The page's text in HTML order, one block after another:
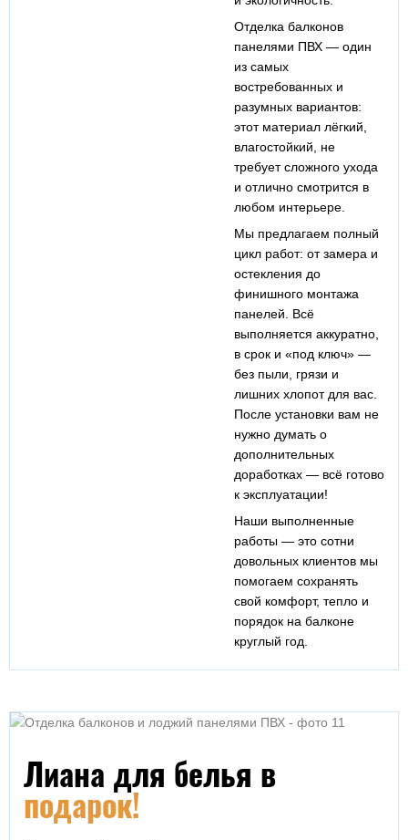
Отделка балконов
панелями ПВХ— один
из самых
востребованных и
разумных вариантов:
этот материаллёгкий,
влагостойкий, не
требует сложного ухода
и отлично смотрится в
любом интерьере.
Мы предлагаем полный
цикл работ: от замера и
остекления до
финишного монтажа
панелей. Всё
выполняется аккуратно,
в срок и «под ключ» —
без пыли, грязи и
лишних хлопот для вас.
После установки вам не
нужно думать о
дополнительных
доработках — всё готово
к эксплуатации!
Наши выполненные
работы— это сотни
довольных клиентов мы
помогаем сохранять
свой комфорт, тепло и
порядок на балконе
круглый год.
Лиана для белья в
подарок!